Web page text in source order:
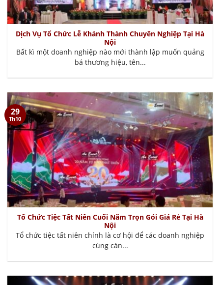
Dịch Vụ Tổ Chức Lễ Khánh Thành Chuyên Nghiệp Tại Hà
Nội
Bất kì một doanh nghiệp nào mới thành lập muốn quảng
bá thương hiệu, tên...
Tổ Chức Tiệc Tất Niên Cuối Năm Trọn Gói Giá Rẻ Tại Hà
Nội
Tổ chức tiệc tất niên chính là cơ hội để các doanh nghiệp
cùng cán...
29
Th10